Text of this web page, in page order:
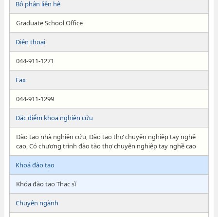
Bộ phận liên hệ
Graduate School Office
Điện thoại
044-911-1271
Fax
044-911-1299
Đặc điểm khoa nghiên cứu
Đào tạo nhà nghiên cứu, Đào tạo thợ chuyên nghiệp tay nghề
cao, Có chương trình đào tào thợ chuyên nghiệp tay nghề cao
Khoá đào tạo
Khóa đào tạo Thạc sĩ
Chuyên ngành